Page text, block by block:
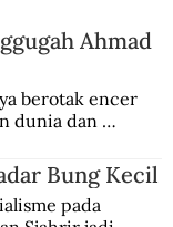
Komunis
Ahmad
berotak encer
dunia dan
Sun Yat-sen.
Bung Kecil
pada